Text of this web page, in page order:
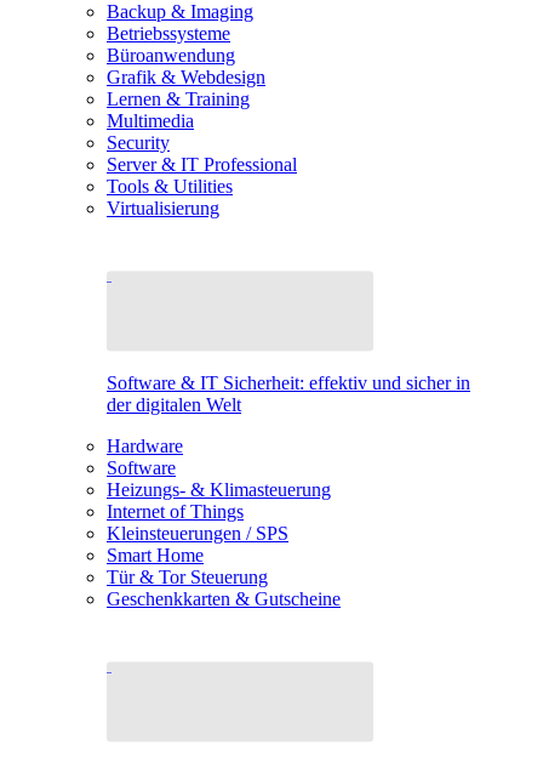
Backup & Imaging
Betriebssysteme
Büroanwendung
Grafik & Webdesign
Lernen & Training
Multimedia
Security
Server & IT Professional
Tools & Utilities
Virtualisierung
Software & IT Sicherheit: effektiv und sicher in
der digitalen Welt
Hardware
Software
Heizungs- & Klimasteuerung
Internet of Things
Kleinsteuerungen / SPS
Smart Home
Tür & Tor Steuerung
Geschenkkarten & Gutscheine